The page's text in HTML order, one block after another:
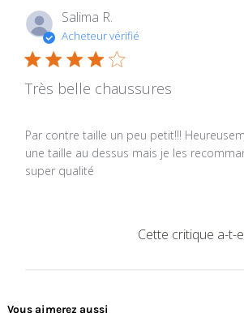
Salima R.
Acheteur vérifié
Très belle chaussures
Par contre taille un peu petit!!!
une taille au dessus mais je les
super qualité
Cette critique a-t-
Vous aimerez aussi